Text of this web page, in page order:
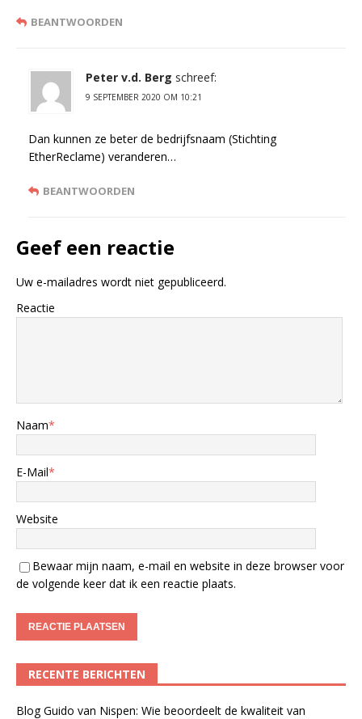
BEANTWOORDEN
Peter v.d. Berg schreef:
9 SEPTEMBER 2020 OM 10:21
Dan kunnen ze beter de bedrijfsnaam (Stichting
EtherReclame) veranderen…
BEANTWOORDEN
Geef een reactie
Uw e-mailadres wordt niet gepubliceerd.
Reactie
Naam*
E-Mail*
Website
Bewaar mijn naam, e-mail en website in deze browser voor
de volgende keer dat ik een reactie plaats.
RECENTE BERICHTEN
Blog Guido van Nispen: Wie beoordeelt de kwaliteit van